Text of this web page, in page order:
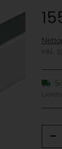
inkl.